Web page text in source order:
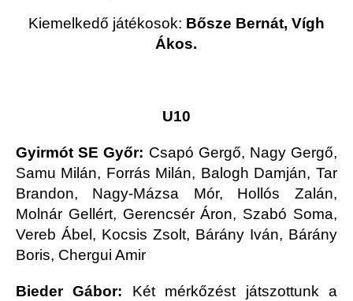
Kiemelkedő játékosok: Bősze Bernát, Vígh
Ákos.
U10
Gyirmót SE Győr: Csapó Gergő, Nagy Gergő,
Samu Milán, Forrás Milán, Balogh Damján, Tar
Brandon, Nagy-Mázsa Mór, Hollós Zalán,
Molnár Gellért, Gerencsér Áron, Szabó Soma,
Vereb Ábel, Kocsis Zsolt, Bárány Iván, Bárány
Boris, Chergui Amir
Bieder Gábor: Két mérkőzést játszottunk a